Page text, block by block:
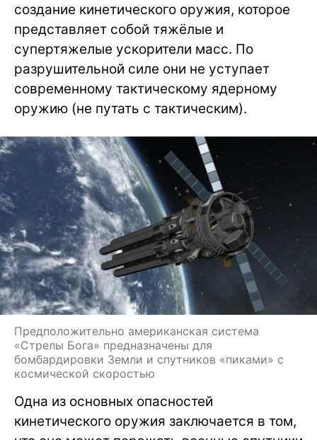
создание кинетического оружия, которое
представляет собой тяжёлые и
супертяжелые ускорители масс. По
разрушительной силе они не уступает
современному тактическому ядерному
оружию (не путать с тактическим).
Предположительно американская система
«Стрелы Бога» предназначены для
бомбардировки Земли и спутников «пиками» с
космической скоростью
Одна из основных опасностей
кинетического оружия заключается в том,